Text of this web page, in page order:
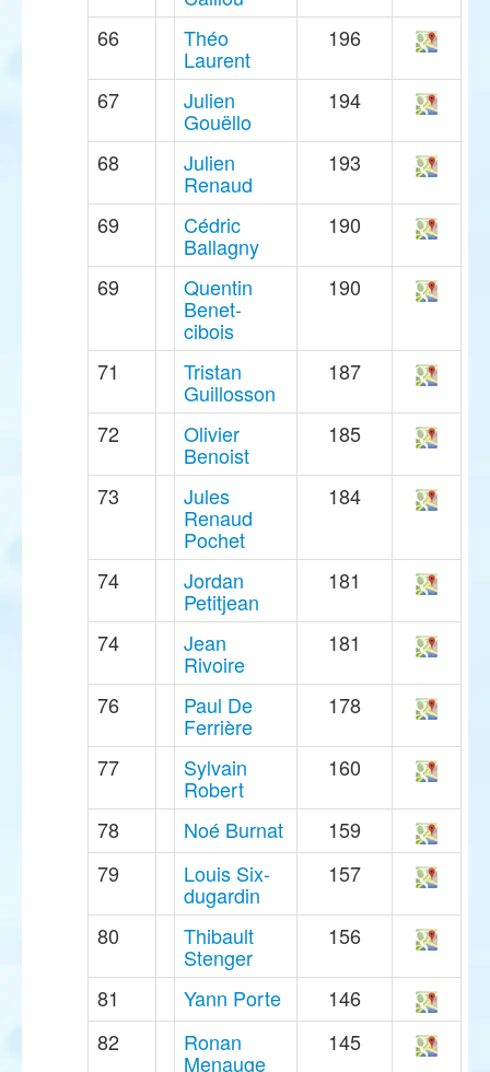
66
Théo
Laurent
196
67 Julien
Gouëllo
194
68 Julien
Renaud
193
69 Cédric
Ballagny
190
69 Quentin
Benet-
cibois
190
71 Tristan
Guillosson
187
72 Olivier
Benoist
185
73 Jules
Renaud
Pochet
184
74 Jordan
Petitjean
181
74 Jean
Rivoire
181
76 Paul De
Ferrière
178
77 Sylvain
Robert
160
78 Noé Burnat
159
79
Louis Six-
dugardin
157
80 Thibault
Stenger
156
81 Yann Porte
146
82
Ronan
Menauge
145